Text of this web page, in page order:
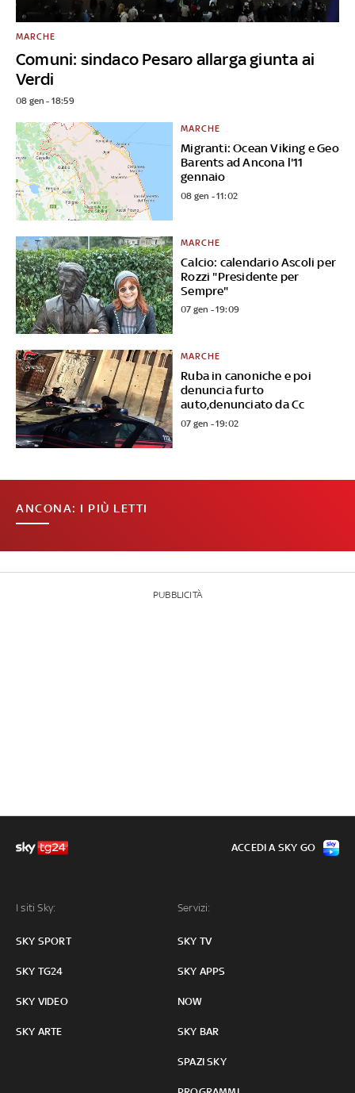
Comuni: sindaco Pesaro allarga giunta ai
Verdi
MARCHE
08 gen - 18:59
Migranti: Ocean Viking e Geo
Barents ad Ancona l'11
gennaio
MARCHE
08 gen - 11:02
Calcio: calendario Ascoli per
Rozzi "Presidente per
Sempre"
MARCHE
07 gen - 19:09
Ruba in canoniche e poi
denuncia furto
auto,denunciato da Cc
MARCHE
07 gen - 19:02
ANCONA: I PIÙ LETTI
PUBBLICITÀ
I siti Sky:
SKY SPORT
SKY TG24
SKY VIDEO
SKY ARTE
Servizi:
SKY TV
SKY APPS
NOW
SKY BAR
SPAZI SKY
ACCEDI A SKY GO